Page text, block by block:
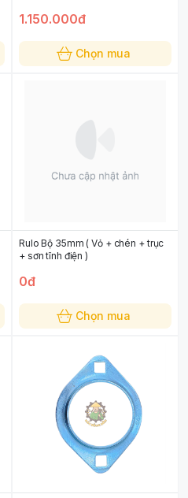
1.150.000đ
Chọn mua
Rulo Bộ 35mm ( Vỏ + chén + trục
+ sơn tĩnh điện )
0đ
Chọn mua